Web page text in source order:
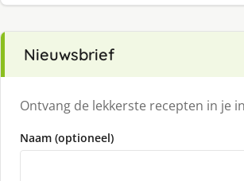
Nieuwsbrief
Ontvang de lekkerste recepten in je
Naam (optioneel)